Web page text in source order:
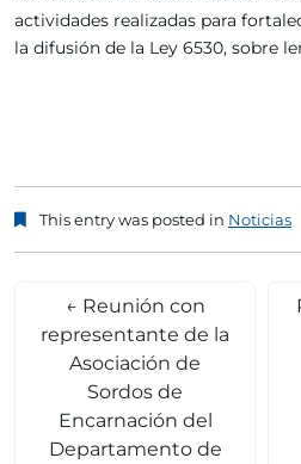
actividades realizadas para
la difusión de la Ley 6530, sobre
This entry was posted in Noticias
← Reunión con
representante de la
Asociación de
Sordos de
Encarnación del
Departamento de